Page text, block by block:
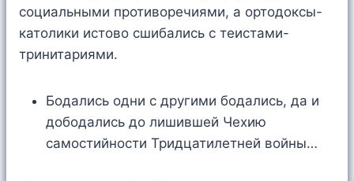
социальными противоречиями, а ортодоксы-
католики истово сшибались с теистами-
тринитариями.
Бодались одни с другими бодались, да и
дободались до лишившей Чехию
самостийности Тридцатилетней войны…